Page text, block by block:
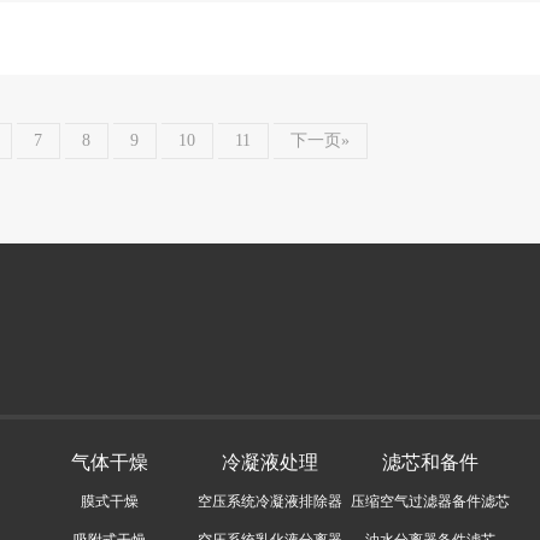
7 8 9 10 11 下一页»
气体干燥
膜式干燥
冷凝液处理
空压系统冷凝液排除器
滤芯和备件
压缩空气过滤器备件滤芯